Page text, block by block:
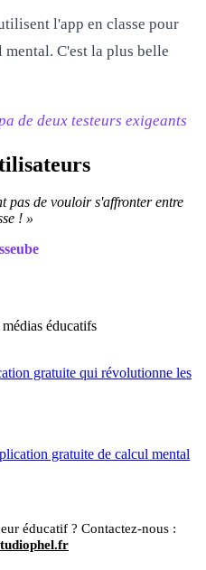
l'app en classe pour
mental. C'est la plus belle
de deux testeurs exigeants
pas de vouloir s'affronter entre
! »
éducatifs
gratuite qui révolutionne les
gratuite de calcul mental
éducatif ? Contactez-nous :